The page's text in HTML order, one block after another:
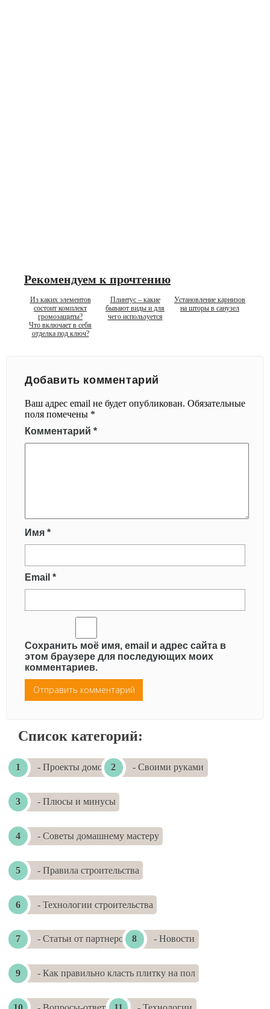
Рекомендуем к прочтению
Из каких элементов
состоит комплект
громозащиты?
Плинтус – какие
бывают виды и для
чего используется
Установление карнизов
на шторы в санузел
Что включает в себя
отделка под ключ?
Добавить комментарий
Ваш адрес email не будет опубликован. Обязательные
поля помечены *
Комментарий *
Имя *
Email *
Сохранить моё имя, email и адрес сайта в
этом браузере для последующих моих
комментариев.
Список категорий:
- Проекты домов - Своими руками
- Плюсы и минусы
- Советы домашнему мастеру
- Правила строительства
- Технологии строительства
- Статьи от партнеров - Новости
- Как правильно класть плитку на пол